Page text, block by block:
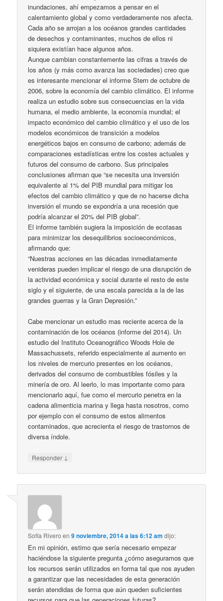
inundaciones, ahí empezamos a pensar en el
calentamiento global y como verdaderamente nos afecta.
Cada año se arrojan a los océanos grandes cantidades
de desechos y contaminantes, muchos de ellos ni
siquiera existían hace algunos años.
Aunque cambian constantemente las cifras a través de
los años (y más como avanza las sociedades) creo que
es interesante mencionar el informe Stern de octubre de
2006, sobre la economía del cambio climático. El informe
realiza un estudio sobre sus consecuencias en la vida
humana, el medio ambiente, la economía mundial; el
impacto económico del cambio climático y el uso de los
modelos económicos de transición a modelos
energéticos bajos en consumo de carbono; además de
comparaciones estadísticas entre los costes actuales y
futuros del consumo de carbono. Sus principales
conclusiones afirman que “se necesita una inversión
equivalente al 1% del PIB mundial para mitigar los
efectos del cambio climático y que de no hacerse dicha
inversión el mundo se expondría a una recesión que
podría alcanzar el 20% del PIB global”.
El informe también sugiera la imposición de ecotasas
para minimizar los desequilibrios socioeconómicos,
afirmando que:
“Nuestras acciones en las décadas inmediatamente
venideras pueden implicar el riesgo de una disrupción de
la actividad económica y social durante el resto de este
siglo y el siguiente, de una escala parecida a la de las
grandes guerras y la Gran Depresión.”
Cabe mencionar un estudio mas reciente acerca de la
contaminación de los océanos (informe del 2014). Un
estudio del Instituto Oceanográfico Woods Hole de
Massachussets, referido especialmente al aumento en
los niveles de mercurio presentes en los océanos,
derivados del consumo de combustibles fósiles y la
minería de oro. Al leerlo, lo mas importante como para
mencionarlo aquí, fue como el mercurio penetra en la
cadena alimenticia marina y llega hasta nosotros, como
por ejemplo con el consumo de estos alimentos
contaminados, que acrecienta el riesgo de trastornos de
diversa índole.
Responder ↓
Sofía Rivero en9 noviembre, 2014 a las 6:12 am dijo:
En mi opinión, estimo que sería necesario empezar
haciéndose la siguiente pregunta ¿cómo aseguramos que
los recursos serán utilizados en forma tal que nos ayuden
a garantizar que las necesidades de esta generación
serán atendidas de forma que aún queden suficientes